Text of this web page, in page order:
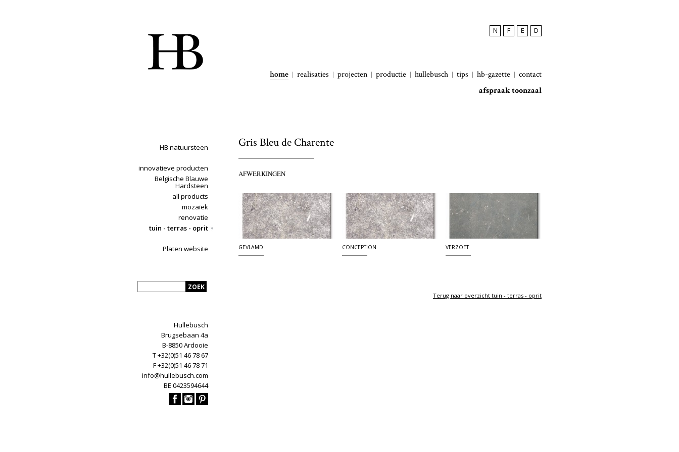
N F E D
home realisaties projecten productie hullebusch tips hb-gazette
contact
afspraak toonzaal
HB natuursteen
innovatieve producten
Belgische Blauwe
Hardsteen
all products
mozaïek
renovatie
tuin - terras - oprit
Platen website
Hullebusch
Brugsebaan 4a
B-8850 Ardooie
T +32(0)51 46 78 67
F +32(0)51 46 78 71
info@hullebusch.com
BE 0423594644
Gris Bleu de Charente
AFWERKINGEN
GEVLAMD CONCEPTION VERZOET
Terug naar overzicht tuin - terras - oprit